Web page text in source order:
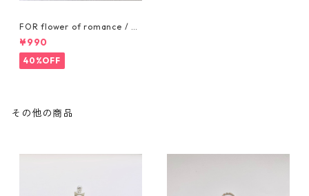
FOR flower of romance / PI
N BADGE
¥990
40%OFF
その他の商品